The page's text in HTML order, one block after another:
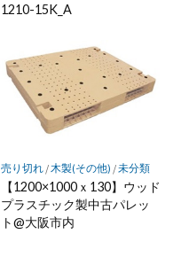
1210-15K_A
売り切れ/木製(その他) /未分類
【1200×1000ｘ130】ウッド
プラスチック製中古パレッ
ト@大阪市内